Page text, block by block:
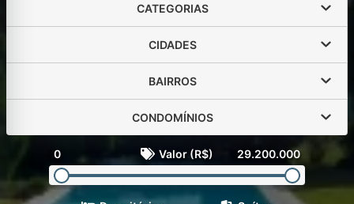
CATEGORIAS
CIDADES
BAIRROS
CONDOMÍNIOS
0 Valor (R$) 29.200.000